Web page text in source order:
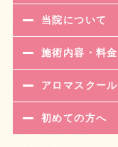
当院について
施術内容・料金
アロマスクール
初めての方へ